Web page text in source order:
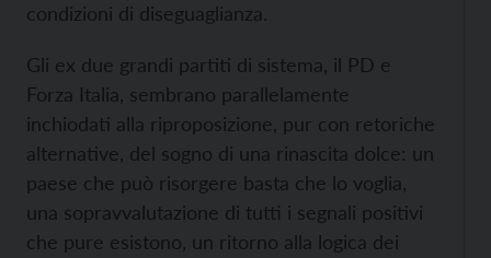
condizioni di diseguaglianza.
Gli ex due grandi partiti di sistema, il PD e
Forza Italia, sembrano parallelamente
inchiodati alla riproposizione, pur con retoriche
alternative, del sogno di una rinascita dolce: un
paese che può risorgere basta che lo voglia,
una sopravvalutazione di tutti i segnali positivi
che pure esistono, un ritorno alla logica dei